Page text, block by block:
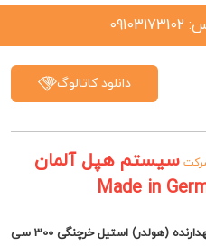
سیستم هپل آلمان
Made in
دانلود کاتالوگ
نگهدارنده (هولدر) استیل خرچنگی 300 سی